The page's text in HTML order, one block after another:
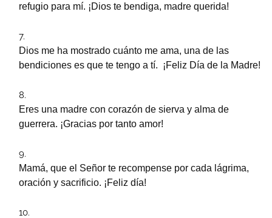
refugio para mí. ¡Dios te bendiga, madre querida!
Dios me ha mostrado cuánto me ama, una de las
bendiciones es que te tengo a tí. ¡Feliz Día de la Madre!
Eres una madre con corazón de sierva y alma de
guerrera. ¡Gracias por tanto amor!
Mamá, que el Señor te recompense por cada lágrima,
oración y sacrificio. ¡Feliz día!